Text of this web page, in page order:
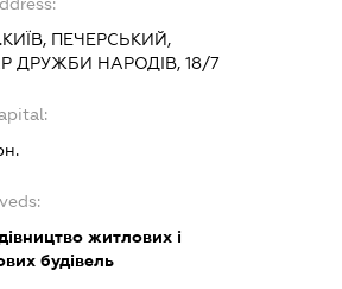
ПЕЧЕРСЬКИЙ,
ДРУЖБИ НАРОДІВ, 18/7
житлових і
будівель